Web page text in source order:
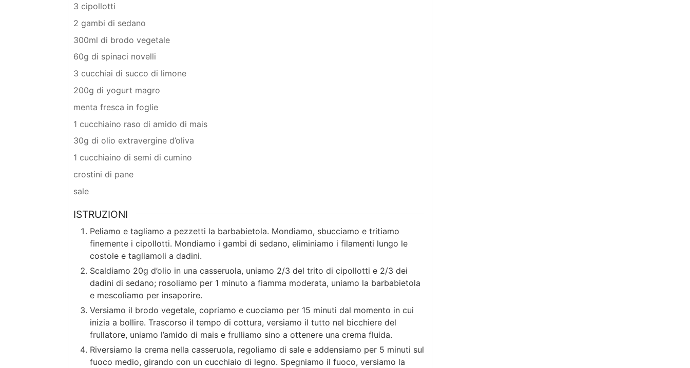
3 cipollotti
2 gambi di sedano
300ml di brodo vegetale
60g di spinaci novelli
3 cucchiai di succo di limone
200g di yogurt magro
menta fresca in foglie
1 cucchiaino raso di amido di mais
30g di olio extravergine d’oliva
1 cucchiaino di semi di cumino
crostini di pane
sale
ISTRUZIONI
Peliamo e tagliamo a pezzetti la barbabietola. Mondiamo, sbucciamo e tritiamo
finemente i cipollotti. Mondiamo i gambi di sedano, eliminiamo i filamenti lungo le
costole e tagliamoli a dadini.
Scaldiamo 20g d’olio in una casseruola, uniamo 2/3 del trito di cipollotti e 2/3 dei
dadini di sedano; rosoliamo per 1 minuto a fiamma moderata, uniamo la barbabietola
e mescoliamo per insaporire.
Versiamo il brodo vegetale, copriamo e cuociamo per 15 minuti dal momento in cui
inizia a bollire. Trascorso il tempo di cottura, versiamo il tutto nel bicchiere del
frullatore, uniamo l’amido di mais e frulliamo sino a ottenere una crema fluida.
Riversiamo la crema nella casseruola, regoliamo di sale e addensiamo per 5 minuti sul
fuoco medio, girando con un cucchiaio di legno. Spegniamo il fuoco, versiamo la